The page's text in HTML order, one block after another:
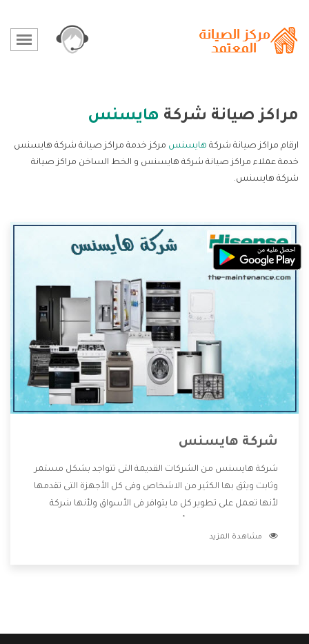
مراكز صيانة شركة هايسنس
ارقام مراكز صيانة شركة هايسنس مركز خدمة مراكز صيانة شركة هايسنس
خدمة عملاء مراكز صيانة شركة هايسنس و الخط الساخن مراكز صيانة
شركة هايسنس.
شركة هايسنس
شركة هايسنس من الشركات القديمة التى تتواجد بشكل مستمر
وثابت ويثق بها الكثير من الاشخاص وفى كل الأجهزة التى تقدمها
لأنها تعمل على تطوير كل ما يتوافر فى الأسواق ولأنها شركة
وتقدم للعملاء أقوى العروض والخصومات التى تسهل على
مشاهدة المزيد